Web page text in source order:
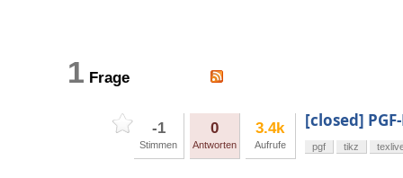
1 Frage
-1
Stimmen
0
Antworten
3.4k
Aufrufe
[closed]
pgf tikz